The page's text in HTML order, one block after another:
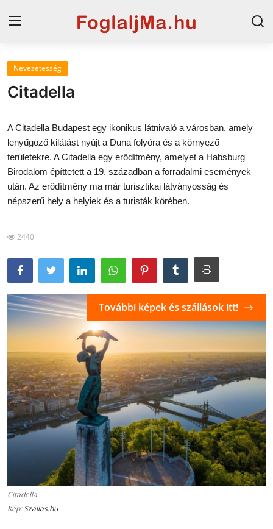
Horvát tengerpart
Horvátország
Szállások a Balatonon
Szállások Hajdúszoboszlón
Nevezetesség
Citadella
A Citadella Budapest egy ikonikus látnivaló a városban, amely
lenyűgöző kilátást nyújt a Duna folyóra és a környező
területekre. A Citadella egy erődítmény, amelyet a Habsburg
Birodalom építtetett a 19. században a forradalmi események
után. Az erődítmény ma már turisztikai látványosság és
népszerű hely a helyiek és a turisták körében.
2440
Citadella
Kép:Szallas.hu
További képek és szállások itt!